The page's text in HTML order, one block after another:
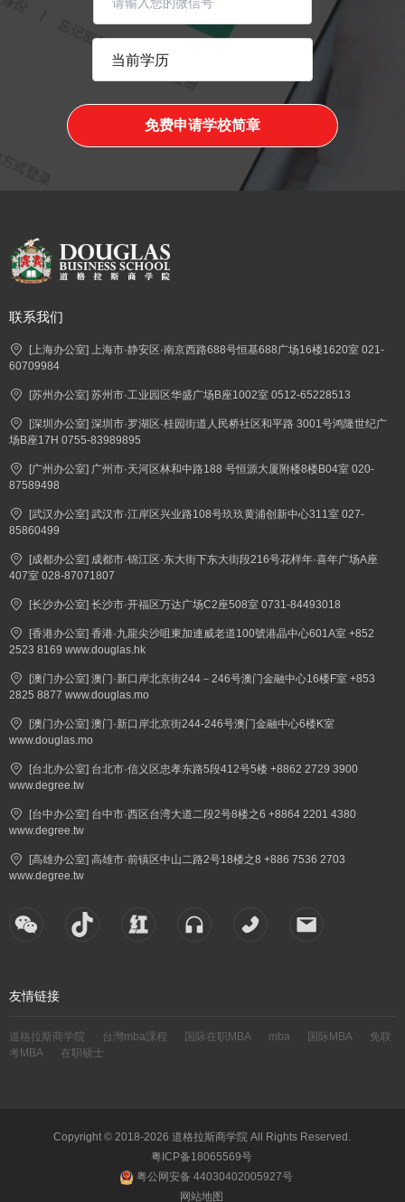
免费申请学校简章
联系我们
[上海办公室] 上海市·静安区·南京西路688号恒基688广场16楼1620室 021-
60709984
[苏州办公室] 苏州市·工业园区华盛广场B座1002室 0512-65228513
[深圳办公室] 深圳市·罗湖区·桂园街道人民桥社区和平路 3001号鸿隆世纪广
场B座17H 0755-83989895
[广州办公室] 广州市·天河区林和中路188 号恒源大厦附楼8楼B04室 020-
87589498
[武汉办公室] 武汉市·江岸区兴业路108号玖玖黄浦创新中心311室 027-
85860499
[成都办公室] 成都市·锦江区·东大街下东大街段216号花样年·喜年广场A座
407室 028-87071807
[长沙办公室] 长沙市·开福区万达广场C2座508室 0731-84493018
[香港办公室] 香港·九龍尖沙咀東加連威老道100號港晶中心601A室 +852
2523 8169 www.douglas.hk
[澳门办公室] 澳门·新口岸北京街244－246号澳门金融中心16楼F室 +853
2825 8877 www.douglas.mo
[澳门办公室] 澳门·新口岸北京街244-246号澳门金融中心6楼K室
www.douglas.mo
[台北办公室] 台北市·信义区忠孝东路5段412号5楼 +8862 2729 3900
www.degree.tw
[台中办公室] 台中市·西区台湾大道二段2号8楼之6 +8864 2201 4380
www.degree.tw
[高雄办公室] 高雄市·前镇区中山二路2号18楼之8 +886 7536 2703
www.degree.tw
友情链接
道格拉斯商学院 台灣mba課程 国际在职MBA mba 国际MBA
免联
考MBA
在职硕士
Copyright © 2018-2026 道格拉斯商学院 All Rights Reserved.
粤ICP备18065569号
粤公网安备 44030402005927号
网站地图